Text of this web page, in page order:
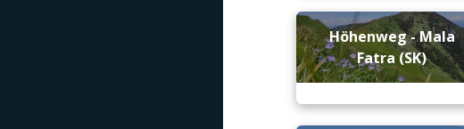
Höhenweg - Mala
Fatra (SK)